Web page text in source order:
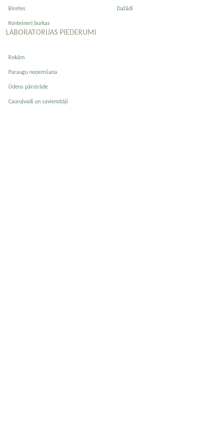
Biretes
Konteineri,burkas
Dažādi
LABORATORIJAS PIEDERUMI
Rokām
Paraugu noņemšana
Ūdens pārstrāde
Cauruļvadi un savienotāji